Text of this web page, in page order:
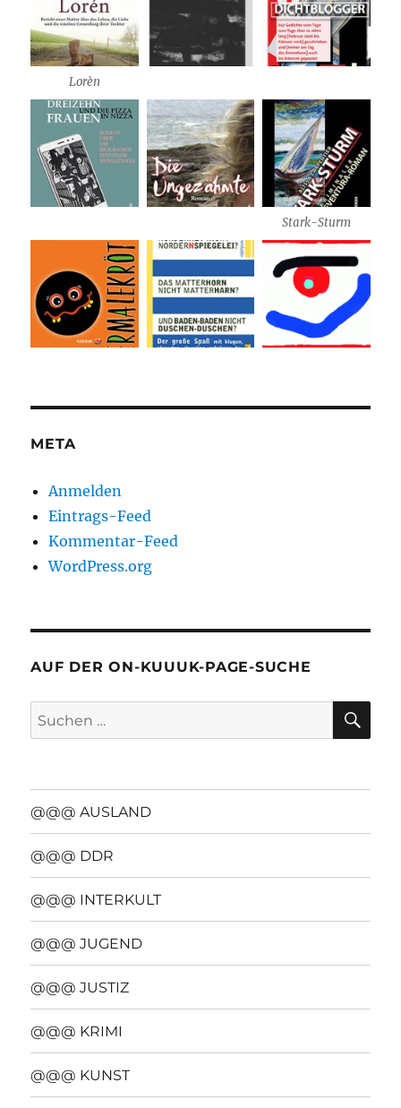
Lorèn
Stark-Sturm
META
Anmelden
Eintrags-Feed
Kommentar-Feed
WordPress.org
AUF DER ON-KUUUK-PAGE-SUCHE
Suchen
nach:
@@@ AUSLAND
@@@ DDR
@@@ INTERKULT
@@@ JUGEND
@@@ JUSTIZ
@@@ KRIMI
@@@ KUNST